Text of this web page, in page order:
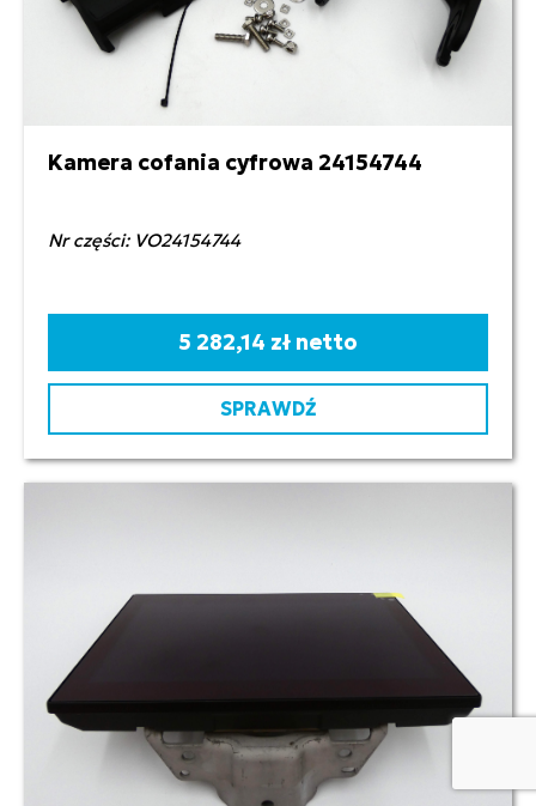
Kamera cofania cyfrowa 24154744
Nr części: VO24154744
5 282,14 zł netto
SPRAWDŹ